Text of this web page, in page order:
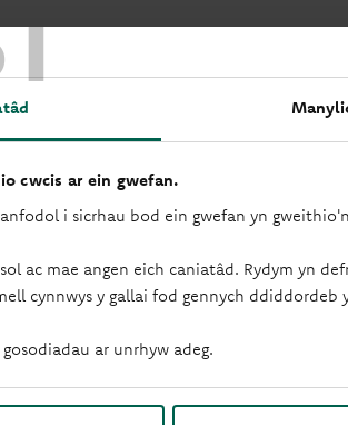
cwcis ar ein gwefan.
i sicrhau bod ein gwefan yn
ac mae angen eich caniatâd. Rydym yn
cynnwys y gallai fod gennych ddiddordeb
ar unrhyw adeg.
i ddeall eich sefyllfa ariannol fel y
gennych drafod cwestiynau gyda ni,